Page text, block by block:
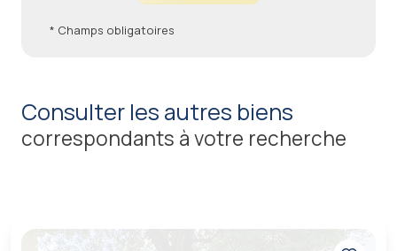
* Champs obligatoires
consulter les autres biens
correspondants à votre recherche